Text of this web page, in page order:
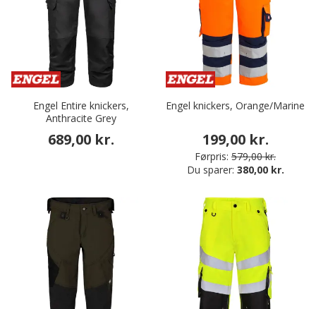
Engel Entire knickers,
Anthracite Grey
689,00 kr.
Engel knickers, Orange/Marine
199,00 kr.
Førpris: 579,00 kr.
Du sparer: 380,00 kr.